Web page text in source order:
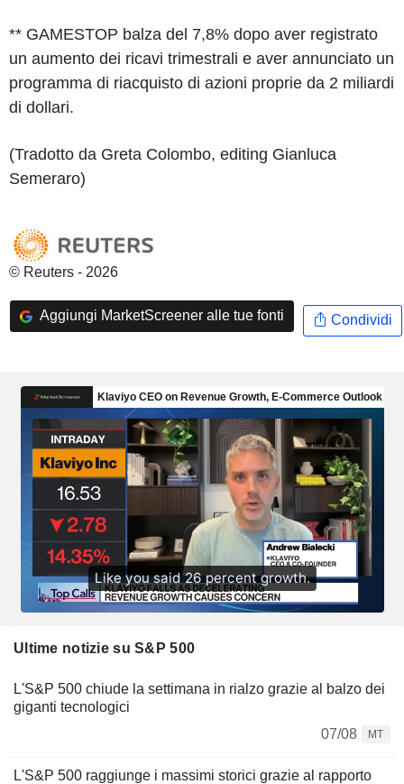
** GAMESTOP balza del 7,8% dopo aver registrato
un aumento dei ricavi trimestrali e aver annunciato un
programma di riacquisto di azioni proprie da 2 miliardi
di dollari.
(Tradotto da Greta Colombo, editing Gianluca
Semeraro)
© Reuters - 2026
Aggiungi MarketScreener alle tue fonti Condividi
Ultime notizie su S&P 500
L'S&P 500 chiude la settimana in rialzo grazie al balzo dei
giganti tecnologici
07/08
MT
L'S&P 500 raggiunge i massimi storici grazie al rapporto